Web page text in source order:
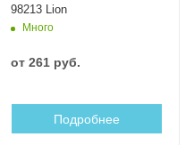
98213 Lion
Много
от 261 руб.
Подробнее